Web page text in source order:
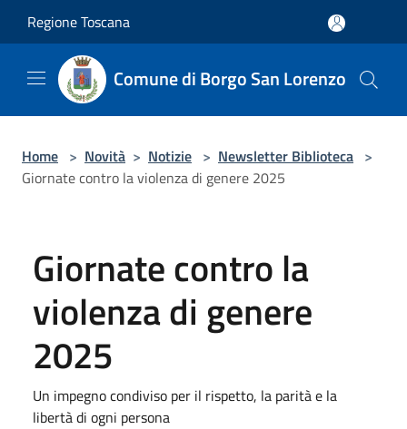
Regione Toscana
Comune di Borgo San Lorenzo
Home > Novità > Notizie > Newsletter Biblioteca >
Giornate contro la violenza di genere 2025
Giornate contro la
violenza di genere
2025
Un impegno condiviso per il rispetto, la parità e la
libertà di ogni persona